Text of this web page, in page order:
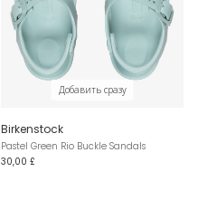
Добавить сразу
Birkenstock
Pastel Green Rio Buckle Sandals
30,00 £